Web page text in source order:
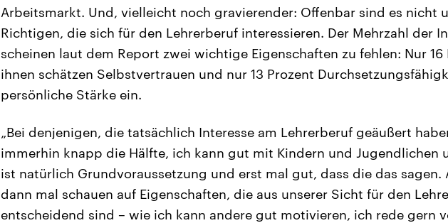
Arbeitsmarkt. Und, vielleicht noch gravierender: Offenbar sind es nicht
Richtigen, die sich für den Lehrerberuf interessieren. Der Mehrzahl der
scheinen laut dem Report zwei wichtige Eigenschaften zu fehlen: Nur 16
ihnen schätzen Selbstvertrauen und nur 13 Prozent
persönliche Stärke ein.
„Bei denjenigen, die tatsächlich Interesse am Lehrerberuf geäußert
immerhin knapp die Hälfte, ich kann gut mit Kindern und Jugendlichen
ist natürlich Grundvoraussetzung und erst mal gut, dass die das sagen.
dann mal schauen auf Eigenschaften, die aus unserer Sicht für den
entscheidend sind – wie ich kann andere gut motivieren, ich rede gern